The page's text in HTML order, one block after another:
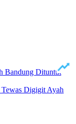
Bandung Dituntut
Digigit Ayah